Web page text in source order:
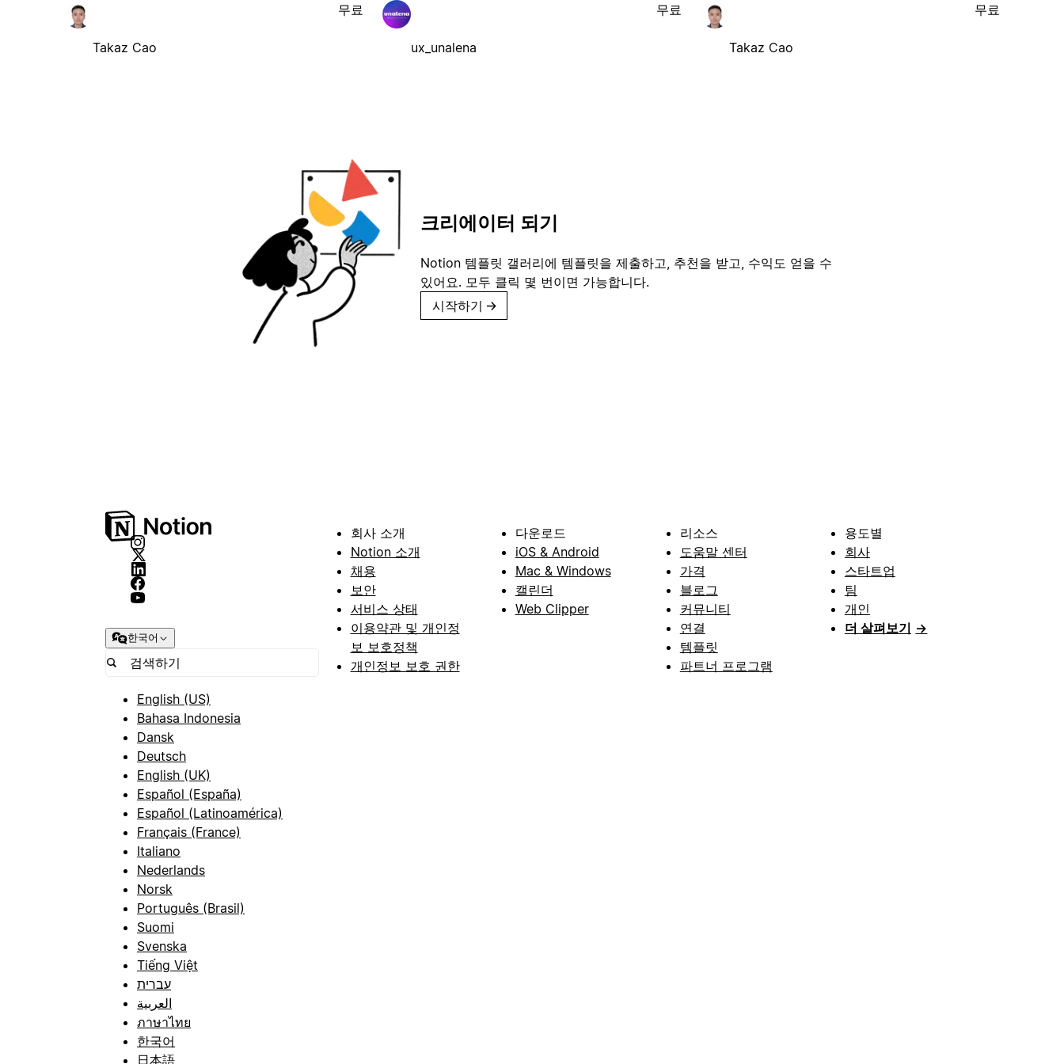
Takaz Cao
무료
ux_unalena
무료
Takaz Cao
무료
크리에이터 되기
Notion 템플릿 갤러리에 템플릿을 제출하고, 추천을 받고, 수익도 얻을 수
있어요. 모두 클릭 몇 번이면 가능합니다.
시작하기 →
한국어
English (US)
Bahasa Indonesia
Dansk
Deutsch
English (UK)
Español (España)
Español (Latinoamérica)
Français (France)
Italiano
Nederlands
Norsk
Português (Brasil)
Suomi
Svenska
Tiếng Việt
עברית
العربية
ภาษาไทย
한국어
日本語
회사 소개
Notion 소개
채용
보안
서비스 상태
이용약관 및 개인정
보 보호정책
개인정보 보호 권한
다운로드
iOS & Android
Mac & Windows
캘린더
Web Clipper
리소스
도움말 센터
가격
블로그
커뮤니티
연결
템플릿
파트너 프로그램
용도별
회사
스타트업
팀
개인
더 살펴보기 →